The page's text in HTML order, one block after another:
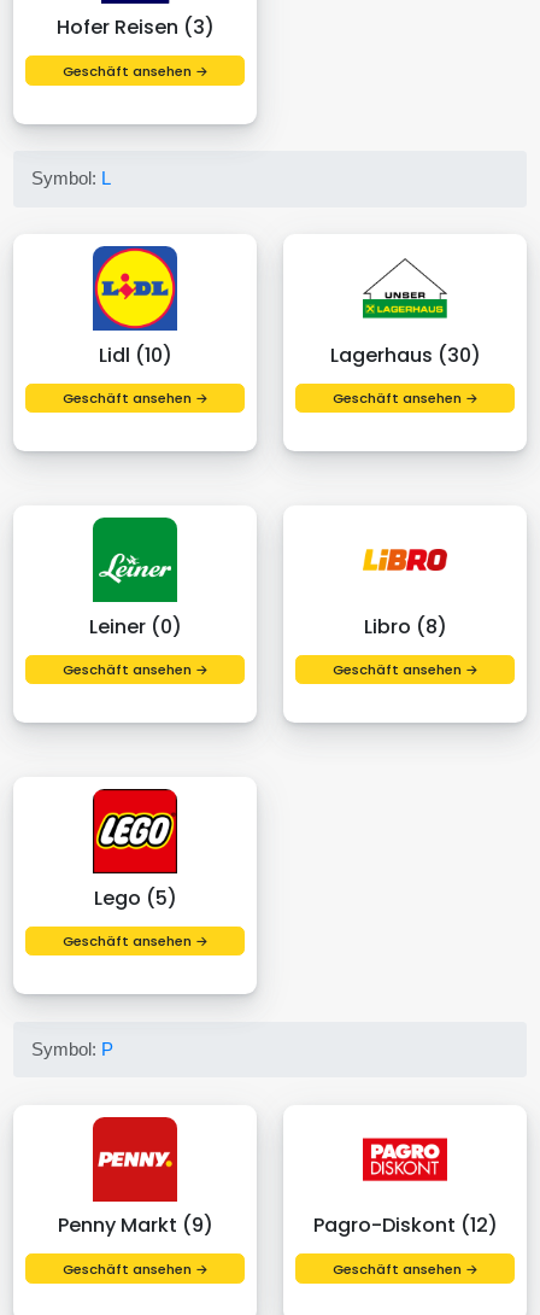
Hofer Reisen (3)
Geschäft ansehen →
Symbol: L
Lidl (10)
Geschäft ansehen →
Lagerhaus (30)
Geschäft ansehen →
Leiner (0)
Geschäft ansehen →
Libro (8)
Geschäft ansehen →
Lego (5)
Geschäft ansehen →
Symbol: P
Penny Markt (9)
Geschäft ansehen →
Pagro-Diskont (12)
Geschäft ansehen →